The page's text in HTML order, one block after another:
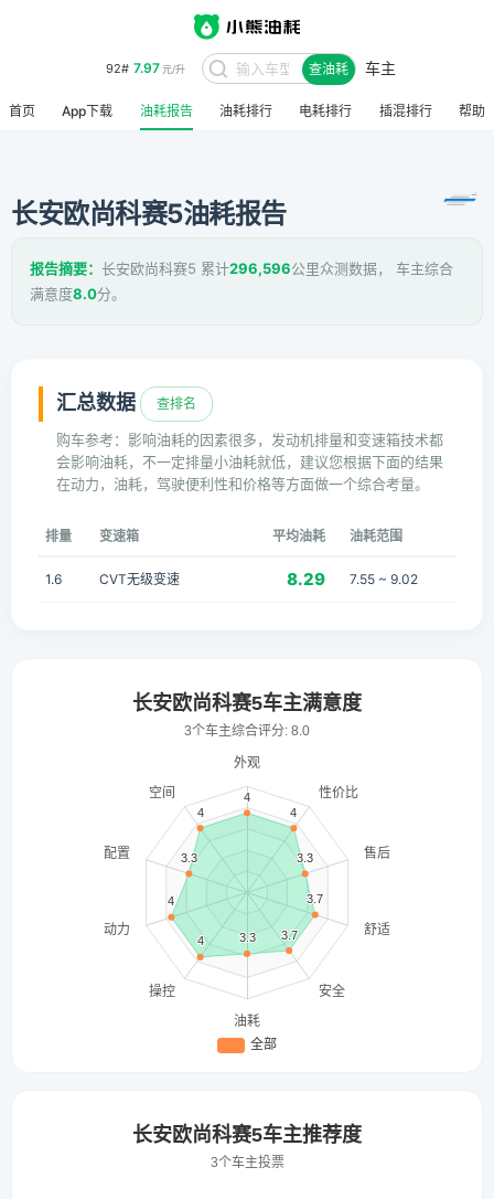
92# 7.97元/升 查油耗 车主
首页 App下载 油耗报告 油耗排行 电耗排行 插混排行 帮助
长安欧尚科赛5油耗报告
报告摘要： 长安欧尚科赛5 累计296,596公里众测数据， 车主综合
满意度8.0分。
汇总数据 查排名
购车参考：影响油耗的因素很多，发动机排量和变速箱技术都
会影响油耗，不一定排量小油耗就低，建议您根据下面的结果
在动力，油耗，驾驶便利性和价格等方面做一个综合考量。
排量 变速箱 平均油耗 油耗范围
1.6 CVT无级变速 8.29 7.55 ~ 9.02